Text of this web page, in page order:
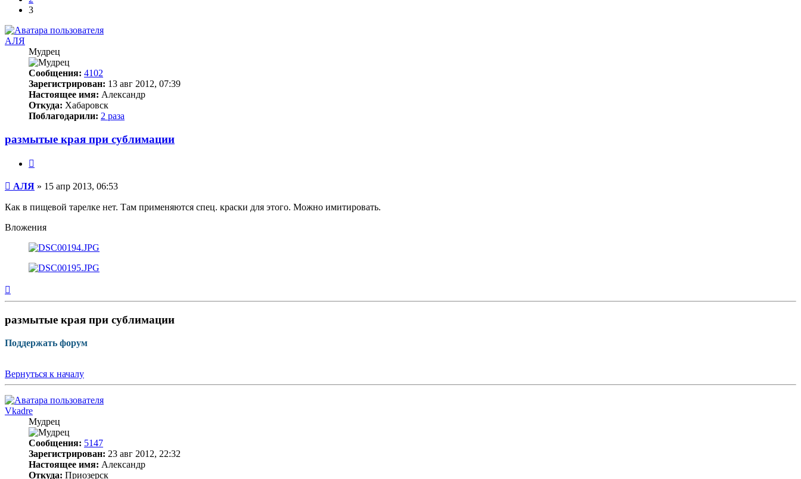
3
АЛЯ
Мудрец
Сообщения: 4102
Зарегистрирован: 13 авг 2012, 07:39
Настоящее имя: Александр
Откуда: Хабаровск
Поблагодарили: 2 раза
размытые края при сублимации
Непрочитанное
АЛЯ » 15 апр 2013, 06:53
Как в пищевой тарелке нет. Там применяются спец. краски для этого. Можно имитировать.
Вложения
размытые края при сублимации
Поддержать форум
Вернуться к началу
Vkadre
Мудрец
Сообщения: 5147
Зарегистрирован: 23 авг 2012, 22:32
Настоящее имя: Александр
Откуда: Приозерск